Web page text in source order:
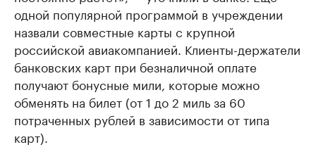
одной популярной программой в учреждении
назвали совместные карты с крупной
российской авиакомпанией. Клиенты-держатели
банковских карт при безналичной оплате
получают бонусные мили, которые можно
обменять на билет (от 1 до 2 миль за 60
потраченных рублей в зависимости от типа
карт).